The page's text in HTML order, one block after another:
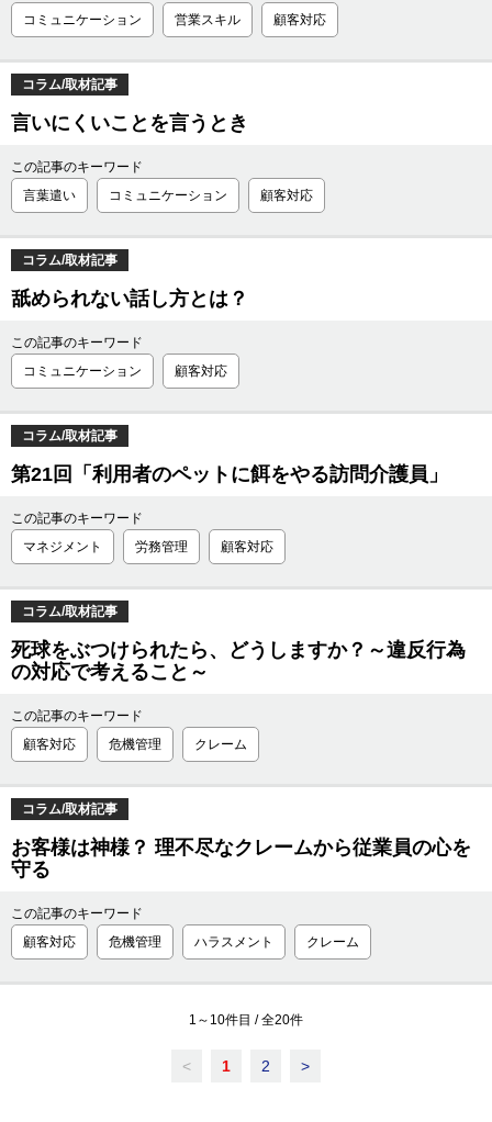
コミュニケーション
営業スキル 顧客対応
コラム/取材記事
言いにくいことを言うとき
この記事のキーワード
言葉遣い
コミュニケーション 顧客対応
コラム/取材記事
舐められない話し方とは？
この記事のキーワード
コミュニケーション
顧客対応
コラム/取材記事
第21回「利用者のペットに餌をやる訪問介護員」
この記事のキーワード
マネジメント
労務管理 顧客対応
コラム/取材記事
死球をぶつけられたら、どうしますか？～違反行為
の対応で考えること～
この記事のキーワード
顧客対応
危機管理 クレーム
コラム/取材記事
お客様は神様？ 理不尽なクレームから従業員の心を
守る
この記事のキーワード
顧客対応
危機管理 ハラスメント クレーム
1 ～ 10件目 / 全20件
< 1 2 >